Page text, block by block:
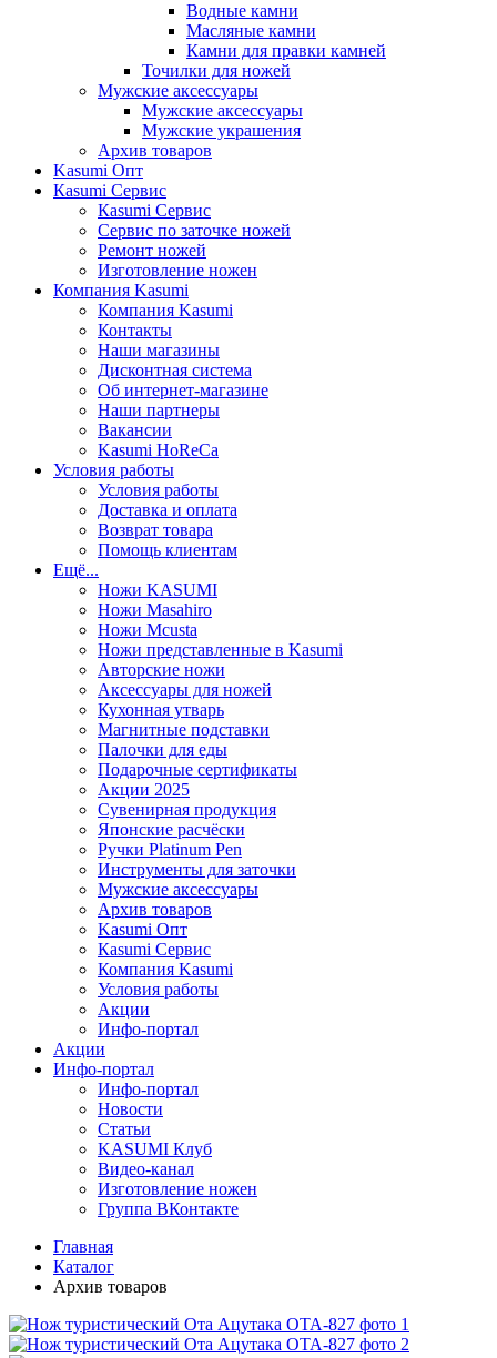
Водные камни
Масляные камни
Камни для правки камней
Точилки для ножей
Мужские аксессуары
Мужские аксессуары
Мужские украшения
Архив товаров
Kasumi Опт
Кasumi Сервис
Кasumi Сервис
Сервис по заточке ножей
Ремонт ножей
Изготовление ножен
Компания Kasumi
Компания Kasumi
Контакты
Наши магазины
Дисконтная система
Об интернет-магазине
Наши партнеры
Вакансии
Kasumi HoReCa
Условия работы
Условия работы
Доставка и оплата
Возврат товара
Помощь клиентам
Ещё...
Ножи KASUMI
Ножи Masahiro
Ножи Mcusta
Ножи представленные в Kasumi
Авторские ножи
Аксессуары для ножей
Кухонная утварь
Магнитные подставки
Палочки для еды
Подарочные сертификаты
Акции 2025
Сувенирная продукция
Японские расчёски
Ручки Platinum Pen
Инструменты для заточки
Мужские аксессуары
Архив товаров
Kasumi Опт
Кasumi Сервис
Компания Kasumi
Условия работы
Акции
Инфо-портал
Акции
Инфо-портал
Инфо-портал
Новости
Статьи
KASUMI Клуб
Видео-канал
Изготовление ножен
Группа ВКонтакте
Главная
Каталог
Архив товаров